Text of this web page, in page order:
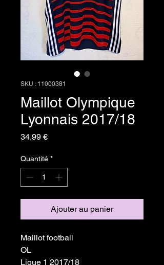
SKU : 11000381
Maillot Olympique
Lyonnais 2017/18
34,99 €Prix
Quantité *
Ajouter au panier
Maillot football
OL
Ligue 1 2017/18